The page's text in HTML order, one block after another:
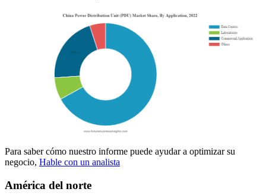
Para saber cómo nuestro informe puede ayudar a optimizar su
negocio, Hable con un analista
América del norte